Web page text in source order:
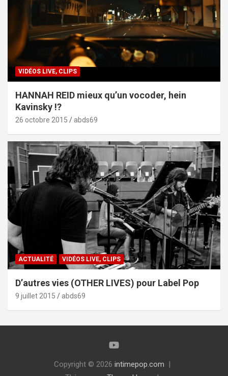
VIDÉOS LIVE, CLIPS
HANNAH REID mieux qu’un vocoder, hein
Kavinsky !?
26 octobre 2015 abds69
ACTUALITÉ VIDÉOS LIVE, CLIPS
D’autres vies (OTHER LIVES) pour Label Pop
9 juillet 2015 abds69
Copyright © 2026 intimepop.com